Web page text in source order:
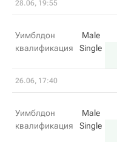
28.06, 19:55
Уимблдон
квалификация
Male
Single
26.06, 17:40
Уимблдон
квалификация
Male
Single